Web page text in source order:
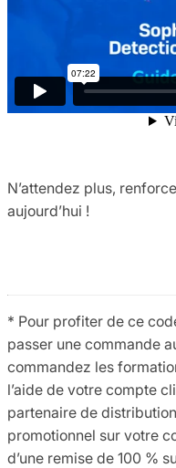
N’attendez plus,
aujourd’hui !
* Pour profiter de ce
passer une commande
commandez les
l’aide de votre compte
partenaire de
promotionnel sur votre
d’une remise de 100 %